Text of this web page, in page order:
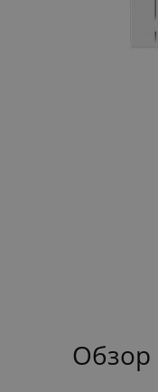
Обзор